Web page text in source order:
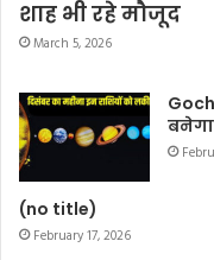
शाह भी रहे मौजूद
March 5, 2026
बनेगा
(no title)
February 17, 2026